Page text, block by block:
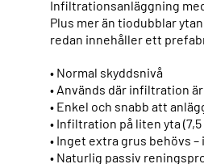
Infiltrationsanläggning
Plus mer än tiodubblar
redan innehåller ett
• Normal skyddsnivå
• Används där infiltration
• Enkel och snabb att
• Infiltration på liten yta
• Inget extra grus behövs
• Naturlig passiv